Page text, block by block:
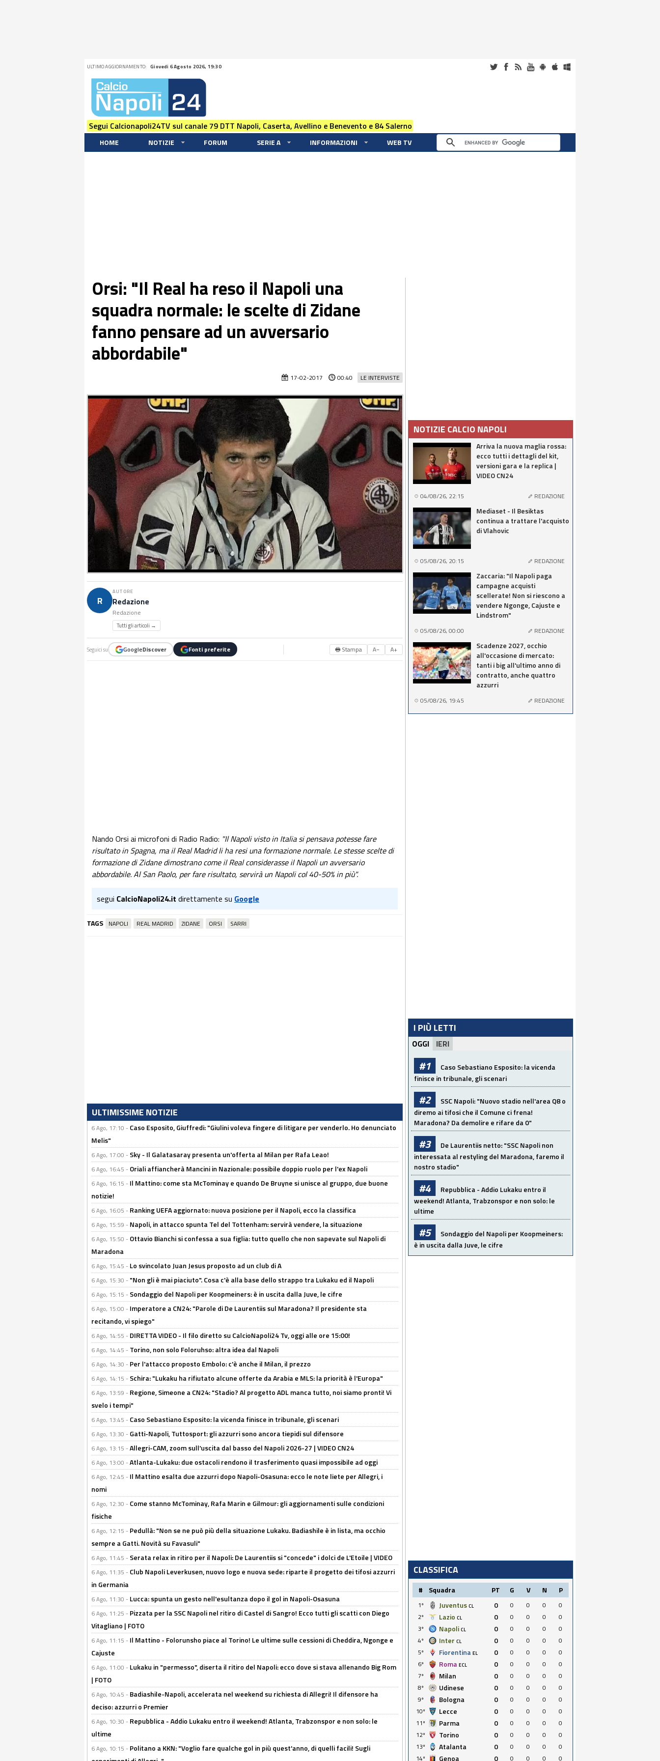
ULTIMO AGGIORNAMENTO: Giovedi 6 Agosto 2026, 19:30
Segui Calcionapoli24TV sul canale 79 DTT Napoli, Caserta, Avellino e Benevento e 84 Salerno
HOME NOTIZIE FORUM SERIE A INFORMAZIONI WEB TV
Orsi: "Il Real ha reso il Napoli una
squadra normale: le scelte di Zidane
fanno pensare ad un avversario
abbordabile"
LE INTERVISTE
17-02-2017 00:40
R
AUTORE
Redazione
Redazione
Tutti gli articoli →
Seguici su GoogleDiscover Fonti preferite 🖶 Stampa A− A+
Nando Orsi ai microfoni di Radio Radio: "Il Napoli visto in Italia si pensava potesse fare
risultato in Spagna, ma il Real Madrid li ha resi una formazione normale. Le stesse scelte di
formazione di Zidane dimostrano come il Real considerasse il Napoli un avversario
abbordabile. Al San Paolo, per fare risultato, servirà un Napoli col 40-50% in più".
segui CalcioNapoli24.it direttamente su Google
TAGS NAPOLI REAL MADRID ZIDANE ORSI SARRI
ULTIMISSIME NOTIZIE
6 Ago, 17:10 - Caso Esposito, Giuffredi: "Giulini voleva fingere di litigare per venderlo. Ho denunciato
Melis"
6 Ago, 17:00 - Sky - Il Galatasaray presenta un'offerta al Milan per Rafa Leao!
6 Ago, 16:45 - Oriali affiancherà Mancini in Nazionale: possibile doppio ruolo per l'ex Napoli
6 Ago, 16:15 - Il Mattino: come sta McTominay e quando De Bruyne si unisce al gruppo, due buone
notizie!
6 Ago, 16:05 - Ranking UEFA aggiornato: nuova posizione per il Napoli, ecco la classifica
6 Ago, 15:59 - Napoli, in attacco spunta Tel del Tottenham: servirà vendere, la situazione
6 Ago, 15:50 - Ottavio Bianchi si confessa a sua figlia: tutto quello che non sapevate sul Napoli di
Maradona
6 Ago, 15:45 - Lo svincolato Juan Jesus proposto ad un club di A
6 Ago, 15:30 - "Non gli è mai piaciuto". Cosa c'è alla base dello strappo tra Lukaku ed il Napoli
6 Ago, 15:15 - Sondaggio del Napoli per Koopmeiners: è in uscita dalla Juve, le cifre
6 Ago, 15:00 - Imperatore a CN24: "Parole di De Laurentiis sul Maradona? Il presidente sta
recitando, vi spiego"
6 Ago, 14:55 - DIRETTA VIDEO - Il filo diretto su CalcioNapoli24 Tv, oggi alle ore 15:00!
6 Ago, 14:45 - Torino, non solo Foloruhso: altra idea dal Napoli
6 Ago, 14:30 - Per l'attacco proposto Embolo: c'è anche il Milan, il prezzo
6 Ago, 14:15 - Schira: "Lukaku ha rifiutato alcune offerte da Arabia e MLS: la priorità è l'Europa"
6 Ago, 13:59 - Regione, Simeone a CN24: "Stadio? Al progetto ADL manca tutto, noi siamo pronti! Vi
svelo i tempi"
6 Ago, 13:45 - Caso Sebastiano Esposito: la vicenda finisce in tribunale, gli scenari
6 Ago, 13:30 - Gatti-Napoli, Tuttosport: gli azzurri sono ancora tiepidi sul difensore
6 Ago, 13:15 -Allegri-CAM, zoom sull'uscita dal basso del Napoli 2026-27 | VIDEO CN24
6 Ago, 13:00 -Atlanta-Lukaku: due ostacoli rendono il trasferimento quasi impossibile ad oggi
6 Ago, 12:45 - Il Mattino esalta due azzurri dopo Napoli-Osasuna: ecco le note liete per Allegri, i
nomi
6 Ago, 12:30 - Come stanno McTominay, Rafa Marin e Gilmour: gli aggiornamenti sulle condizioni
fisiche
6 Ago, 12:15 - Pedullà: "Non se ne può più della situazione Lukaku. Badiashile è in lista, ma occhio
sempre a Gatti. Novità su Favasuli"
6 Ago, 11:45 - Serata relax in ritiro per il Napoli: De Laurentiis si "concede" i dolci de L'Etoile | VIDEO
6 Ago, 11:35 - Club Napoli Leverkusen, nuovo logo e nuova sede: riparte il progetto dei tifosi azzurri
in Germania
6 Ago, 11:30 - Lucca: spunta un gesto nell'esultanza dopo il gol in Napoli-Osasuna
6 Ago, 11:25 - Pizzata per la SSC Napoli nel ritiro di Castel di Sangro! Ecco tutti gli scatti con Diego
Vitagliano | FOTO
6 Ago, 11:15 - Il Mattino - Folorunsho piace al Torino! Le ultime sulle cessioni di Cheddira, Ngonge e
Cajuste
6 Ago, 11:00 - Lukaku in "permesso", diserta il ritiro del Napoli: ecco dove si stava allenando Big Rom
| FOTO
6 Ago, 10:45 - Badiashile-Napoli, accelerata nel weekend su richiesta di Allegri! Il difensore ha
deciso: azzurri o Premier
6 Ago, 10:30 - Repubblica - Addio Lukaku entro il weekend! Atlanta, Trabzonspor e non solo: le
ultime
6 Ago, 10:15 - Politano a KKN: "Voglio fare qualche gol in più quest'anno, di quelli facili! Sugli
NOTIZIE CALCIO NAPOLI
Arriva la nuova maglia rossa:
ecco tutti i dettagli del kit,
versioni gara e la replica |
VIDEO CN24
04/08/26, 22:15 REDAZIONE
Mediaset - Il Besiktas
continua a trattare l'acquisto
di Vlahovic
05/08/26, 20:15 REDAZIONE
Zaccaria: "Il Napoli paga
campagne acquisti
scellerate! Non si riescono a
vendere Ngonge, Cajuste e
Lindstrom"
05/08/26, 00:00 REDAZIONE
Scadenze 2027, occhio
all'occasione di mercato:
tanti i big all'ultimo anno di
contratto, anche quattro
azzurri
05/08/26, 19:45 REDAZIONE
I PIÙ LETTI
OGGI IERI
#1
Caso Sebastiano Esposito: la vicenda
finisce in tribunale, gli scenari
#2
SSC Napoli: "Nuovo stadio nell'area Q8 o
diremo ai tifosi che il Comune ci frena!
Maradona? Da demolire e rifare da 0"
#3
De Laurentiis netto: "SSC Napoli non
interessata al restyling del Maradona, faremo il
nostro stadio"
#4
Repubblica - Addio Lukaku entro il
weekend! Atlanta, Trabzonspor e non solo: le
ultime
#5
Sondaggio del Napoli per Koopmeiners:
è in uscita dalla Juve, le cifre
CLASSIFICA
# Squadra PT G V N P
1º Juventus CL 0 0 0 0
0
2º
Lazio CL 0 0 0 0
0
3º
Napoli CL 0 0 0 0
0
4º
Inter CL 0 0 0 0
0
5º
Fiorentina EL 0 0 0 0
0
6º
Roma ECL 0 0 0 0
0
7º
Milan 0 0 0 0
0
8º
Udinese 0 0 0 0
0
9º
Bologna 0 0 0 0
0
10º
Lecce 0 0 0 0
0
11º
Parma 0 0 0 0
0
12º
Torino 0 0 0 0
0
13º
Atalanta 0 0 0 0
0
14º
Genoa 0 0 0 0 0